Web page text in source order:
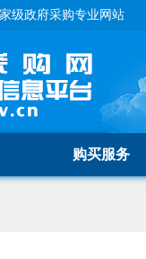
级政府采购专业网站
购买服务